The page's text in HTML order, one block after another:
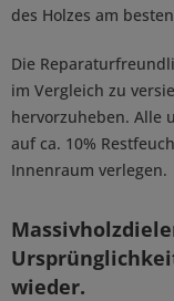
des Holzes am
Die
im Vergleich zu
hervorzuheben. Alle
auf ca. 10%
Innenraum verlegen.
wieder.